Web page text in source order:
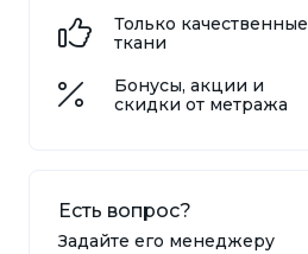
Только качественные
ткани
Бонусы, акции и
скидки от метража
Есть вопрос?
Задайте его менеджеру